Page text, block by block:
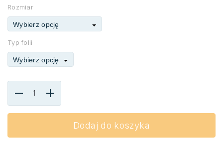
do
Rozmiar
Wybierz opcję
Typ folii
Wybierz opcję
Dodaj do koszyka